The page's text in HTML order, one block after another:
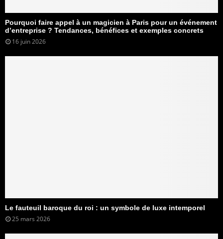
Pourquoi faire appel à un magicien à Paris pour un événement
d’entreprise ? Tendances, bénéfices et exemples concrets
16 juin 2026
Le fauteuil baroque du roi : un symbole de luxe intemporel
25 mars 2026